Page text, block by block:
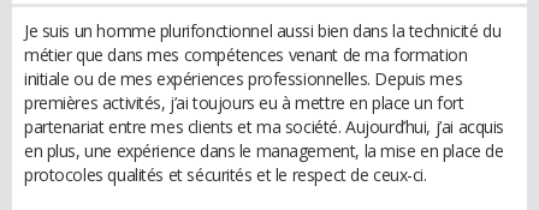
Je suis un homme plurifonctionnel aussi bien dans la technicité du
métier que dans mes compétences venant de ma formation
initiale ou de mes expériences professionnelles. Depuis mes
premières activités, j’ai toujours eu à mettre en place un fort
partenariat entre mes clients et ma société. Aujourd’hui, j’ai acquis
en plus, une expérience dans le management, la mise en place de
protocoles qualités et sécurités et le respect de ceux-ci.